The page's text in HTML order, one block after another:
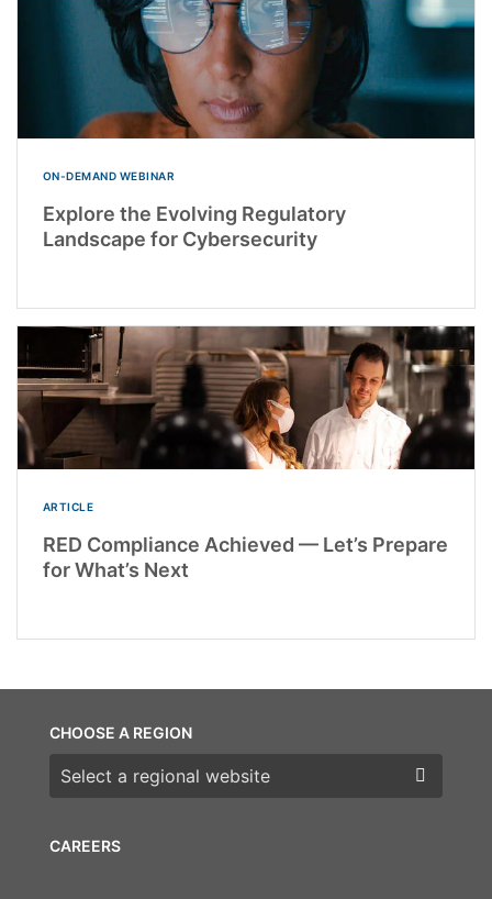
ON-DEMAND WEBINAR
Explore the Evolving Regulatory
Landscape for Cybersecurity
ARTICLE
RED Compliance Achieved — Let’s Prepare
for What’s Next
CAREERS
CHOOSE A REGION
Choose a region